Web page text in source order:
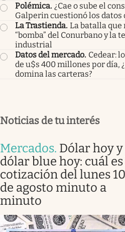
Polémica. ¿Cae o sube el
Galperin cuestionó los
La Trastienda. La batalla que
“bomba” del Conurbano y la
industrial
Datos del mercado. Cedear:
de u$s 400 millones por día,
domina las carteras?
Noticias de tu interés
Mercados. Dólar hoy y
dólar blue hoy: cuál es
cotización del lunes 10
de agosto minuto a
minuto